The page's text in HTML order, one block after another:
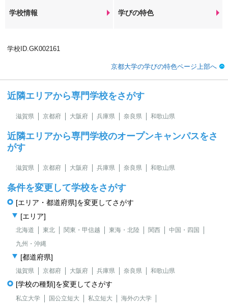
学校情報 学びの特色
学校ID.GK002161
京都大学の学びの特色ページ上部へ
近隣エリアから専門学校をさがす
滋賀県 京都府 大阪府 兵庫県 奈良県 和歌山県
近隣エリアから専門学校のオープンキャンパスをさ
がす
滋賀県 京都府 大阪府 兵庫県 奈良県 和歌山県
条件を変更して学校をさがす
[エリア・都道府県]を変更してさがす
[エリア]
北海道 東北 関東・甲信越 東海・北陸 関西
中国・四国
九州・沖縄
[都道府県]
滋賀県 京都府 大阪府 兵庫県 奈良県 和歌山県
[学校の種類]を変更してさがす
私立大学 国公立短大 私立短大
海外の大学